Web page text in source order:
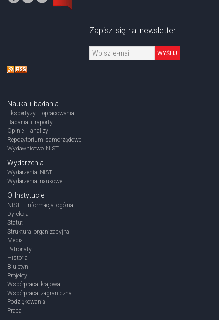
Zapisz się na newsletter
WYŚLIJ
Nauka i badania
Ekspertyzy i opracowania
Badania i raporty
Opinie i analizy
Repozytorium samorządowe
Wydawnictwo NIST
Wydarzenia
Wydarzenia NIST
Wydarzenia naukowe
O Instytucie
NIST - informacja ogólna
Dyrekcja
Statut
Struktura organizacyjna
Media
Patronaty
Historia
Biuletyn
Projekty
Współpraca krajowa
Współpraca zagraniczna
Podziękowania
Praca